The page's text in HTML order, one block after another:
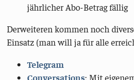
jährlicher Abo-Betrag fällig
Derweiteren kommen noch
Einsatz (man will ja für alle
Telegram
Conversations: Mit